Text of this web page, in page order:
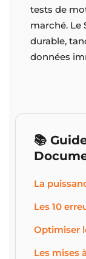
tests de
marché. Le
durable,
données
📚
La
Les 10
Optimiser
Les mises